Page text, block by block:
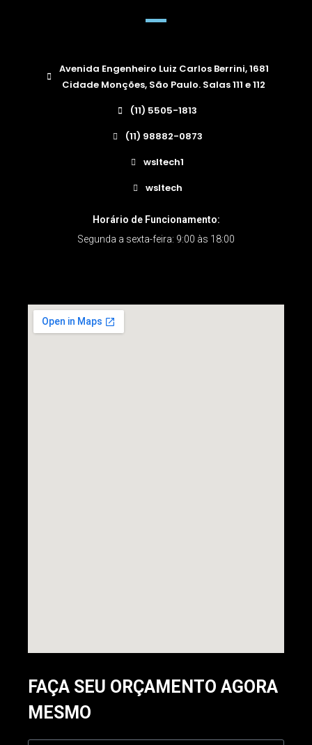
Avenida Engenheiro Luiz Carlos Berrini, 1681
Cidade Monções, São Paulo. Salas 111 e 112
(11) 5505-1813
(11) 98882-0873
wsltech1
wsltech
Horário de Funcionamento:
Segunda a sexta-feira: 9:00 às 18:00
FAÇA SEU ORÇAMENTO AGORA
MESMO